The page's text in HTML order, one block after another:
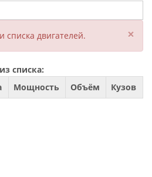
двигателей. ×
списка:
Мощность Объём Кузов